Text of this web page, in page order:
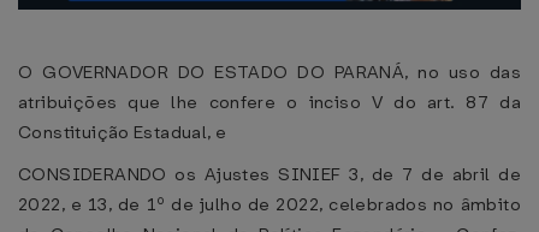
O GOVERNADOR DO ESTADO DO PARANÁ, no uso das
atribuições que lhe confere o inciso V do art. 87 da
Constituição Estadual, e
CONSIDERANDO os Ajustes SINIEF 3, de 7 de abril de
2022, e 13, de 1º de julho de 2022, celebrados no âmbito